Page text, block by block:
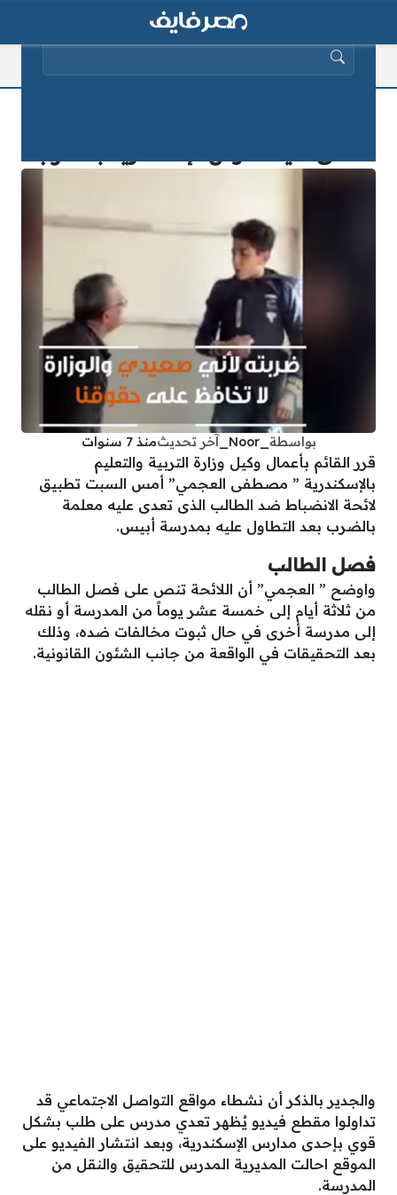
بواسطة _Noor_ آخر تحديثمنذ 7 سنوات
قرر القائم بأعمال وكيل وزارة التربية والتعليم
بالإسكندرية ” مصطفى العجمي” أمس السبت تطبيق
لائحة الانضباط ضد الطالب الذى تعدى عليه معلمة
بالضرب بعد التطاول عليه بمدرسة أبيس.
فصل الطالب
واوضح ” العجمي” أن اللائحة تنص على فصل الطالب
من ثلاثة أيام إلى خمسة عشر يوماً من المدرسة أو نقله
إلى مدرسة أخرى في حال ثبوت مخالفات ضده، وذلك
بعد التحقيقات في الواقعة من جانب الشئون القانونية.
والجدير بالذكر أن نشطاء مواقع التواصل الاجتماعي قد
تداولوا مقطع فيديو يُظهر تعدي مدرس على طلب بشكل
قوي بإحدى مدارس الإسكندرية، وبعد انتشار الفيديو على
الموقع احالت المديرية المدرس للتحقيق والنقل من
المدرسة.
البحث عن: